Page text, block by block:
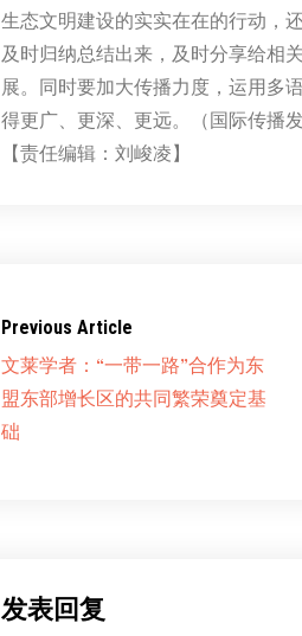
生态文明建设的实实在在的行动，
及时归纳总结出来，及时分享给相
展。同时要加大传播力度，运用多
得更广、更深、更远。（国际传播
【责任编辑：刘峻凌】
Previous Article
文莱学者：“一带一路”合作为东
盟东部增长区的共同繁荣奠定基
础
发表回复